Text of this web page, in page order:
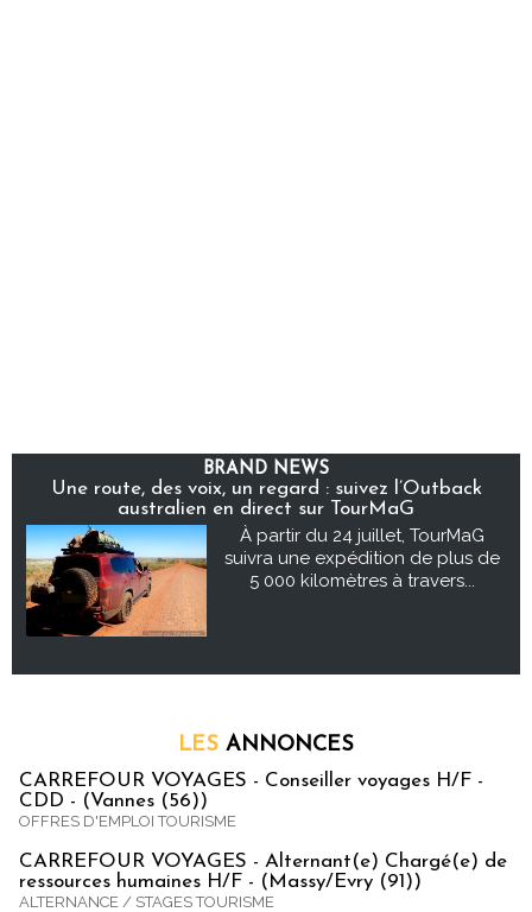
BRAND NEWS
Une route, des voix, un regard : suivez l’Outback
australien en direct sur TourMaG
À partir du 24 juillet, TourMaG
suivra une expédition de plus de
5 000 kilomètres à travers...
LES ANNONCES
CARREFOUR VOYAGES - Conseiller voyages H/F -
CDD - (Vannes (56))
OFFRES D'EMPLOI TOURISME
CARREFOUR VOYAGES - Alternant(e) Chargé(e) de
ressources humaines H/F - (Massy/Evry (91))
ALTERNANCE / STAGES TOURISME